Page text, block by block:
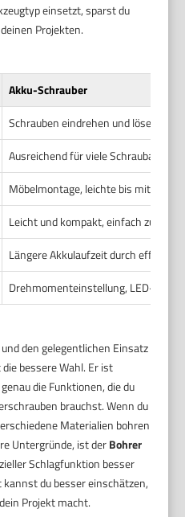
einsetzt, sparst du
Projekten.
Akku-Schrauber
Schrauben eindrehen und lösen
Ausreichend für viele
Möbelmontage, leichte bis mittlere
Leicht und kompakt, einfach zu
Längere Akkulaufzeit durch
Drehmomenteinstellung, LED-
den gelegentlichen Einsatz
bessere Wahl. Er ist
die Funktionen, die du
brauchst. Wenn du
Materialien bohren
Untergründe, ist derBohrer
Schlagfunktion besser
du besser einschätzen,
Projekt macht.